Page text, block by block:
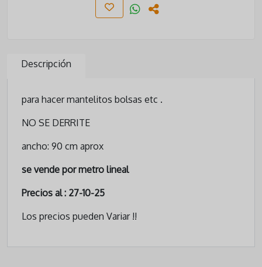
Descripción
para hacer mantelitos bolsas etc .
NO SE DERRITE
ancho: 90 cm aprox
se vende por metro lineal
Precios al : 27-10-25
Los precios pueden Variar !!